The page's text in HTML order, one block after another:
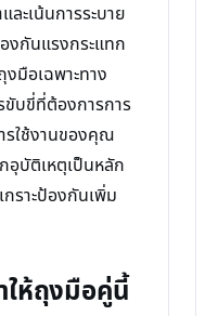
ละเน้นการระบาย
งกันแรงกระแทก
งมือเฉพาะทาง
ขับขี่ที่ต้องการการ
ใช้งานของคุณ
อุบัติเหตุเป็นหลัก
ราะป้องกันเพิ่ม
ให้ถุงมือคู่นี้